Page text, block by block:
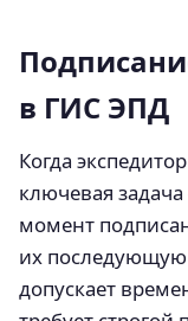
в ГИС ЭПД
Когда
ключевая
момент
их
допускает